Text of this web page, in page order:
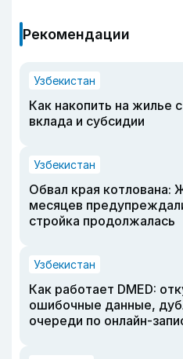
Рекомендации
Узбекистан
Как накопить на жилье
вклада и субсидии
Узбекистан
Обвал края котлована:
месяцев
стройка продолжалась
Узбекистан
Как работает DMED:
ошибочные данные,
очереди по онлайн-